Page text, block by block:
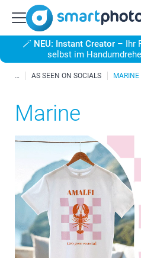
🪄 NEU: Instant Creator – Ihr
selbst im
AS SEEN ON SOCIALS MARINE
Marine